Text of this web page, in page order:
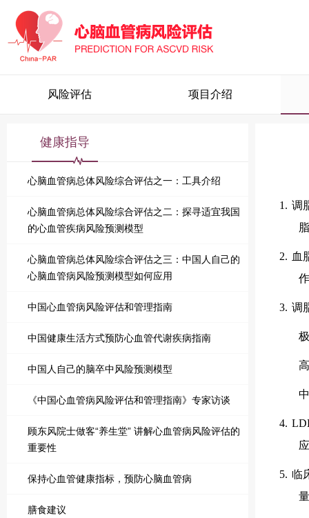
风险评估 项目介绍
健康指导
心脑血管病总体风险综合评估之一：工具介绍
心脑血管病总体风险综合评估之二：探寻适宜我国
的心血管疾病风险预测模型
心脑血管病总体风险综合评估之三：中国人自己的
心脑血管病风险预测模型如何应用
中国心血管病风险评估和管理指南
中国健康生活方式预防心血管代谢疾病指南
中国人自己的脑卒中风险预测模型
《中国心血管病风险评估和管理指南》专家访谈
顾东风院士做客“养生堂” 讲解心血管病风险评估的
重要性
保持心血管健康指标，预防心脑血管病
膳食建议
1. 调
2. 血
3. 调
4.
5. 临